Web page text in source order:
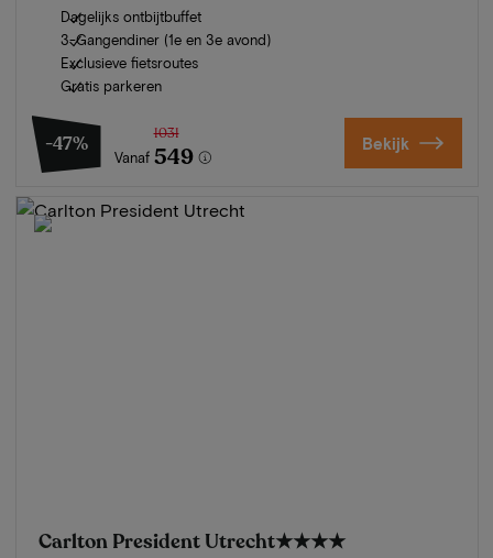
Dagelijks ontbijtbuffet
3-Gangendiner (1e en 3e avond)
Exclusieve fietsroutes
Gratis parkeren
-47%
Vanaf
1031
549 Bekijk
Carlton President Utrecht★★★★